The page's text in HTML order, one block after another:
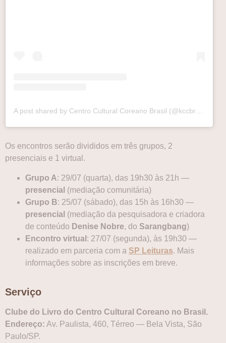
A post shared by Centro Cultural Coreano Brasil (@kccbrazil)
Os encontros serão divididos em três grupos, 2
presenciais e 1 virtual.
Grupo A: 29/07 (quarta), das 19h30 às 21h —
presencial (mediação comunitária)
Grupo B: 25/07 (sábado), das 15h às 16h30 —
presencial (mediação da pesquisadora e criadora
de conteúdo Denise Nobre, do Sarangbang)
Encontro virtual : 27/07 (segunda), às 19h30 —
realizado em parceria com a SP Leituras. Mais
informações sobre as inscrições em breve.
Serviço
Clube do Livro do Centro Cultural Coreano no Brasil.
Endereço: Av. Paulista, 460, Térreo — Bela Vista, São
Paulo/SP.